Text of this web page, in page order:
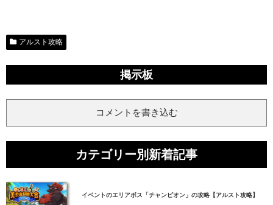
アルスト攻略
掲示板
コメントを書き込む
カテゴリー別新着記事
イベントのエリアボス「チャンピオン」の攻略【アルスト攻略】